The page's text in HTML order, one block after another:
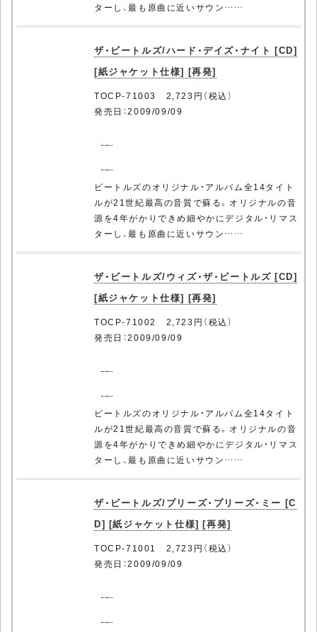
ターし、最も原曲に近いサウン……
ザ・ビートルズ/ハード・デイズ・ナイト [CD]
[紙ジャケット仕様] [再発]
TOCP-71003 2,723円（税込）
発売日：2009/09/09
ビートルズのオリジナル・アルバム全14タイト
ルが21世紀最高の音質で蘇る。オリジナルの音
源を4年がかりできめ細やかにデジタル・リマス
ターし、最も原曲に近いサウン……
ザ・ビートルズ/ウィズ・ザ・ビートルズ [CD]
[紙ジャケット仕様] [再発]
TOCP-71002 2,723円（税込）
発売日：2009/09/09
ビートルズのオリジナル・アルバム全14タイト
ルが21世紀最高の音質で蘇る。オリジナルの音
源を4年がかりできめ細やかにデジタル・リマス
ターし、最も原曲に近いサウン……
ザ・ビートルズ/プリーズ・プリーズ・ミー [C
D] [紙ジャケット仕様] [再発]
TOCP-71001 2,723円（税込）
発売日：2009/09/09